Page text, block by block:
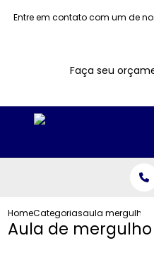
Entre em contato com um de
Faça seu
HomeCategoriasaula mergulho
Aula de